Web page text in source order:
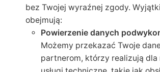
bez Twojej wyraźnej zgody.
obejmują:
Powierzenie danych
Możemy przekazać Twoje
partnerom, którzy realizują dla